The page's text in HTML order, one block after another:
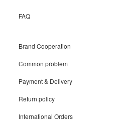
FAQ
Brand Cooperation
Common problem
Payment & Delivery
Return policy
International Orders